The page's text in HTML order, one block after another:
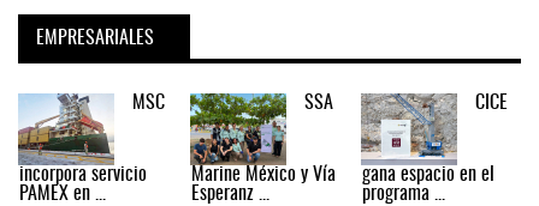
EMPRESARIALES
MSC
incorpora servicio
PAMEX en ...
SSA
Marine México y Vía
Esperanz ...
CICE
gana espacio en el
programa ...